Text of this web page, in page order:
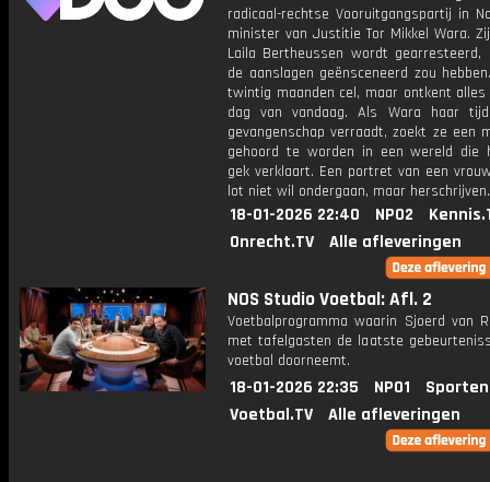
radicaal-rechtse Vooruitgangspartij in
minister van Justitie Tor Mikkel Wara.
Laila Bertheussen wordt gearresteerd,
de aanslagen geënsceneerd zou
twintig maanden cel, maar ontkent
dag van vandaag. Als Wara haar
gevangenschap verraadt, zoekt ze een
gehoord te worden in een wereld die
gek verklaart. Een portret van een
lot niet wil ondergaan, maar herschrijven.
18-01-2026 22:40 NPO2
Onrecht.TV
Alle afleveringen
NOS Studio Voetbal: Afl. 2
Voetbalprogramma waarin Sjoerd van
met tafelgasten de laatste
voetbal doorneemt.
18-01-2026 22:35 NPO1
Voetbal.TV
Alle afleveringen